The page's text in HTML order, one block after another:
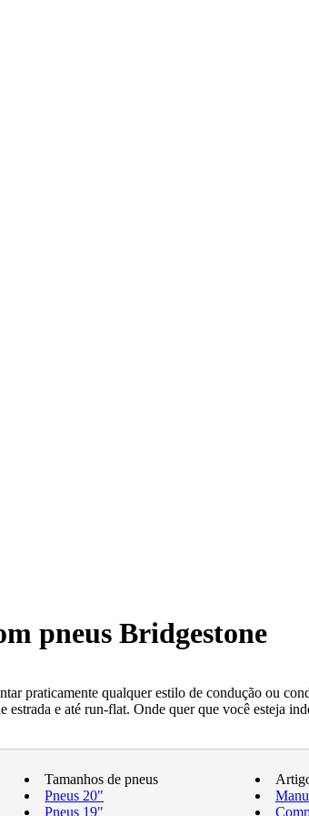
pneus Bridgestone
praticamente qualquer estilo de condução ou
e até run-flat. Onde quer que você esteja
Tamanhos de pneus
Pneus 20"
Pneus 19"